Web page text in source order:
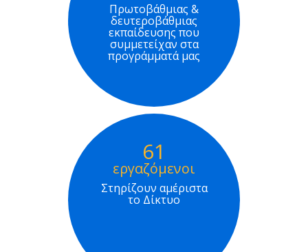
Πρωτοβάθμιας &
δευτεροβάθμιας
εκπαίδευσης που
συμμετείχαν στα
προγράμματά μας
61
εργαζόμενοι
Στηρίζουν αμέριστα
το Δίκτυο